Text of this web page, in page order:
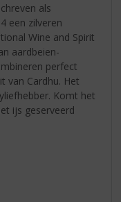
als
een zilveren
Wine and Spirit
aardbeien-
perfect
van Cardhu. Het
Komt het
ijs geserveerd